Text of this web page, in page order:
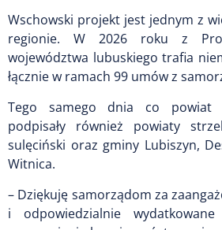
Wschowski projekt jest jednym z
regionie. W 2026 roku z
województwa lubuskiego trafia
łącznie w ramach 99 umów z
Tego samego dnia co powiat
podpisały również powiaty
sulęciński oraz gminy Lubiszyn,
Witnica.
– Dziękuję samorządom za
i odpowiedzialnie